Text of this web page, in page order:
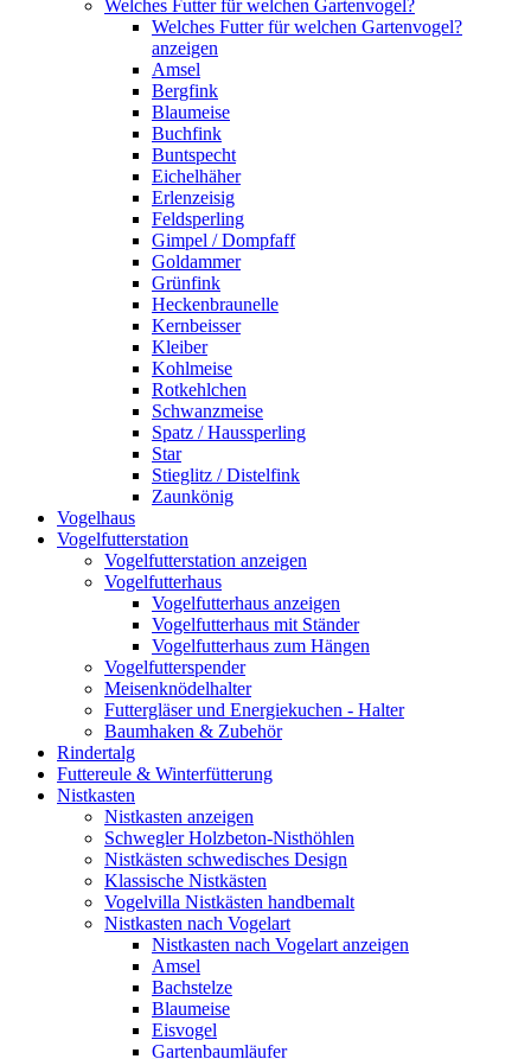
Welches Futter für welchen Gartenvogel?
Welches Futter für welchen Gartenvogel?
anzeigen
Amsel
Bergfink
Blaumeise
Buchfink
Buntspecht
Eichelhäher
Erlenzeisig
Feldsperling
Gimpel / Dompfaff
Goldammer
Grünfink
Heckenbraunelle
Kernbeisser
Kleiber
Kohlmeise
Rotkehlchen
Schwanzmeise
Spatz / Haussperling
Star
Stieglitz / Distelfink
Zaunkönig
Vogelhaus
Vogelfutterstation
Vogelfutterstation anzeigen
Vogelfutterhaus
Vogelfutterhaus anzeigen
Vogelfutterhaus mit Ständer
Vogelfutterhaus zum Hängen
Vogelfutterspender
Meisenknödelhalter
Futtergläser und Energiekuchen - Halter
Baumhaken & Zubehör
Rindertalg
Futtereule & Winterfütterung
Nistkasten
Nistkasten anzeigen
Schwegler Holzbeton-Nisthöhlen
Nistkästen schwedisches Design
Klassische Nistkästen
Vogelvilla Nistkästen handbemalt
Nistkasten nach Vogelart
Nistkasten nach Vogelart anzeigen
Amsel
Bachstelze
Blaumeise
Eisvogel
Gartenbaumläufer